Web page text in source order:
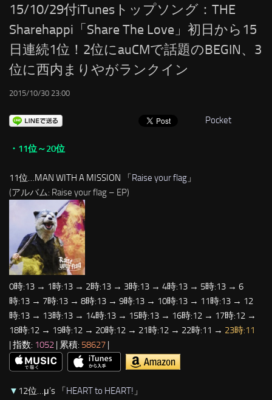
RSS
LINKS
15/10/29付iTunesトップソング：THE
Sharehappi「Share The Love」初日から15
日連続1位！2位にauCMで話題のBEGIN、3
位に西内まりやがランクイン
2015/10/30 23:00
Pocket
・11位～20位
11位…MAN WITH A MISSION 「Raise your flag 」
(アルバム: Raise your flag – EP)
0時:13 → 1時:13 → 2時:13 → 3時:13 → 4時:13 → 5時:13 → 6
時:13 → 7時:13 → 8時:13 → 9時:13 → 10時:13 → 11時:13 → 12
時:13 → 13時:13 → 14時:13 → 15時:13 → 16時:12 → 17時:12 →
18時:12 → 19時:12 → 20時:12 → 21時:12 → 22時:11 → 23時:11
| 指数: 1052 | 累積: 58627 |
▼ 12位…μ’s 「HEART to HEART! 」